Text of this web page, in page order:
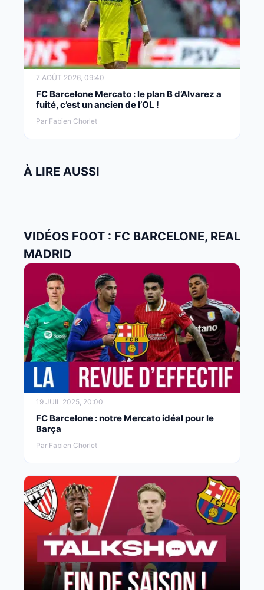
7 AOÛT 2026, 09:40
FC Barcelone Mercato : le plan B d’Alvarez a
fuité, c’est un ancien de l’OL !
Par Fabien Chorlet
À LIRE AUSSI
VIDÉOS FOOT : FC BARCELONE, REAL
MADRID
19 JUIL 2025, 20:00
FC Barcelone : notre Mercato idéal pour le
Barça
Par Fabien Chorlet